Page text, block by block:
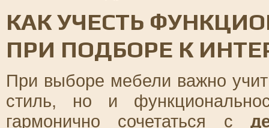
КАК УЧЕСТЬ
ПРИ ПОДБОРЕ К
При выборе мебели важно
стиль, но и
гармонично сочетаться с